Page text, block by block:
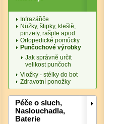
Infrazářiče
Nůžky, štipky, kleště,
pinzety, rašple apod.
Ortopedické pomůcky
Punčochové výrobky
Jak správně určit
velikost punčoch
Vložky - stélky do bot
Zdravotní ponožky
Péče o sluch,
Naslouchadla,
Baterie